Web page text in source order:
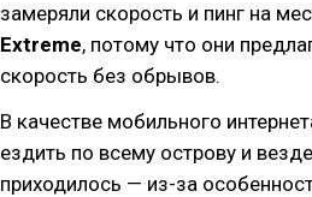
замеряли скорость и пинг на
Extreme, потому что они
скорость без обрывов.
В качестве мобильного
ездить по всему острову и
приходилось — из-за